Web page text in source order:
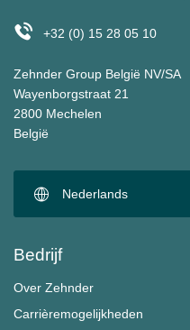
+32 (0) 15 28 05 10
Zehnder Group België NV/SA
Wayenborgstraat 21
2800 Mechelen
België
Nederlands
Bedrijf
Over Zehnder
Carrièremogelijkheden